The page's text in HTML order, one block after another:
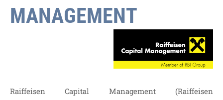
MANAGEMENT
Raiffeisen Capital Management (Raiffeisen